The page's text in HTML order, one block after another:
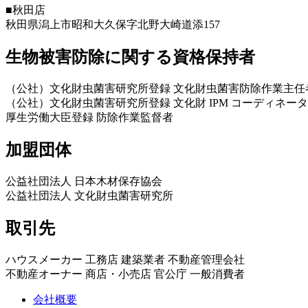
■秋田店
秋田県潟上市昭和大久保字北野大崎道添157
生物被害防除に関する資格保持者
（公社）文化財虫菌害研究所登録 文化財虫菌害防除作業主任
（公社）文化財虫菌害研究所登録 文化財 IPM コーディネータ
厚生労働大臣登録 防除作業監督者
加盟団体
公益社団法人 日本木材保存協会
公益社団法人 文化財虫菌害研究所
取引先
ハウスメーカー 工務店 建築業者 不動産管理会社
不動産オーナー 商店・小売店 官公庁 一般消費者
会社概要